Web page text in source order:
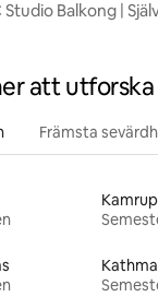
Balkong |
att utforska
Främsta